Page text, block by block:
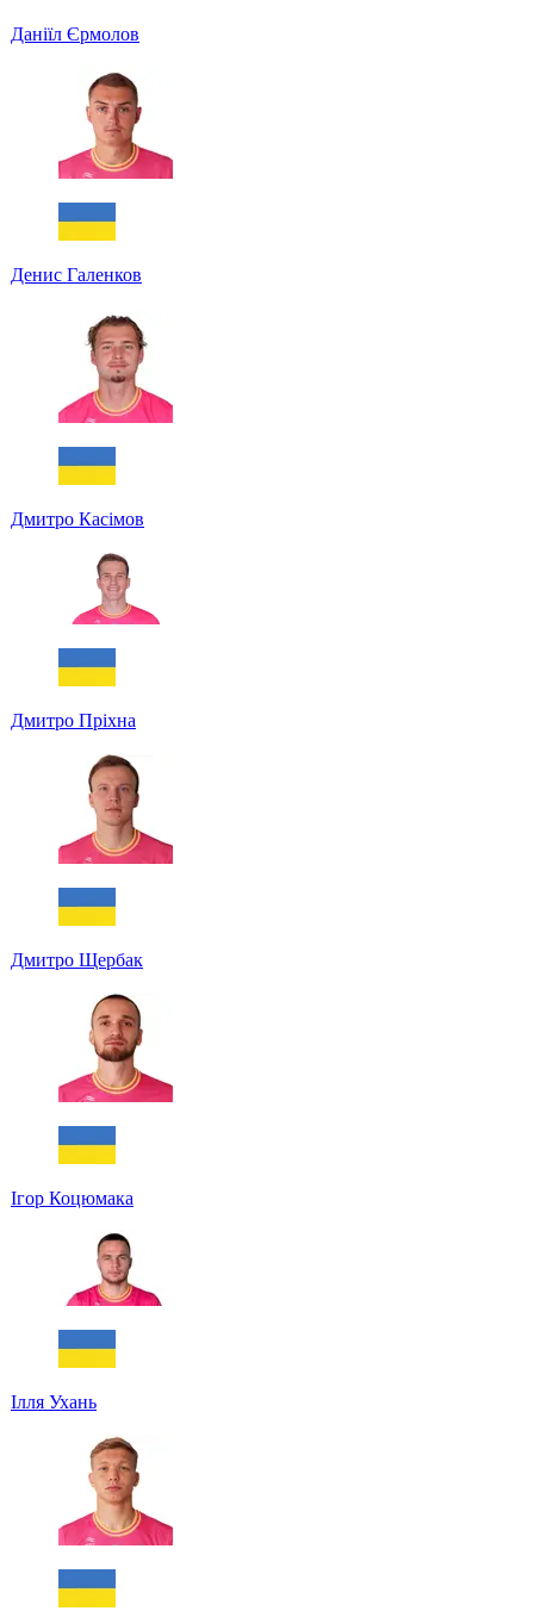
Даніїл Єрмолов
Денис Галенков
Дмитро Касімов
Дмитро Пріхна
Дмитро Щербак
Ігор Коцюмака
Ілля Ухань